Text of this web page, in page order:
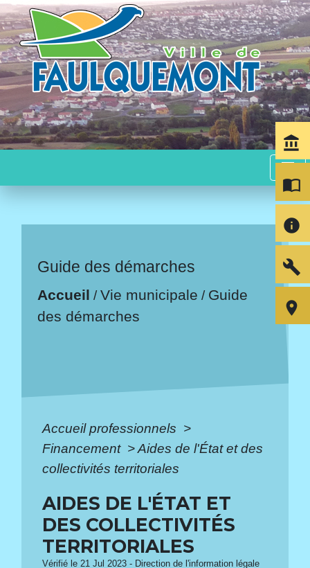
menu
Guide des démarches
Accueil /Vie municipale / Guide
des démarches
Accueil professionnels >
Financement >Aides de l'État et des
collectivités territoriales
AIDES DE L'ÉTAT ET
DES COLLECTIVITÉS
TERRITORIALES
Vérifié le 21 Jul 2023 - Direction de l'information légale
account_balance
import_contacts
info
build
room